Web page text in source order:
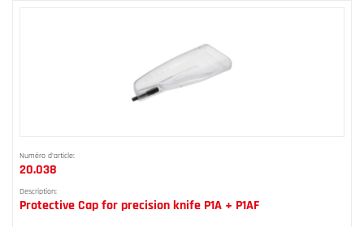
Numéro d'article:
20.038
Description:
Protective Cap for precision knife P1A + P1AF